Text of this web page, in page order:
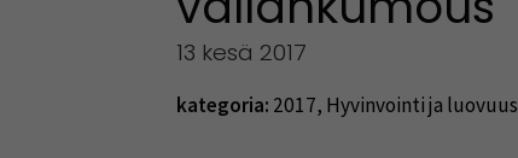
13 kesä 2017
kategoria: 2017, Hyvinvointi ja luovuus